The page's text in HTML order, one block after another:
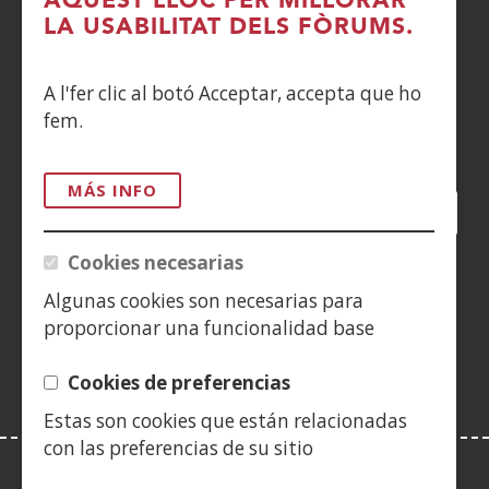
LA USABILITAT DELS FÒRUMS.
A l'fer clic al botó Acceptar, accepta que ho
fem.
MÁS INFO
Cookies necesarias
Algunas cookies son necesarias para
proporcionar una funcionalidad base
Cookies de preferencias
Estas son cookies que están relacionadas
con las preferencias de su sitio
DENUNCIAS
Facebook
(Obre
en
una
finestra
nova)
Twitter
(Obre
en
una
finestra
nova)
LinkedIn
(Obre
en
una
finestra
nova)
YouTube
(Obre
en
una
finestra
nova)
en
finestra
nova)
en
finestra
nova)
en
en